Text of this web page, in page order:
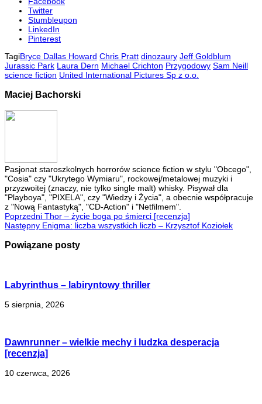
Twitter
Stumbleupon
LinkedIn
Pinterest
TagiBryce Dallas Howard Chris Pratt dinozaury Jeff Goldblum
Jurassic Park Laura Dern Michael Crichton Przygodowy Sam Neill
science fiction United International Pictures Sp z o.o.
Maciej Bachorski
Pasjonat staroszkolnych horrorów science fiction w stylu "Obcego",
"Cosia" czy "Ukrytego Wymiaru", rockowej/metalowej muzyki i
przyzwoitej (znaczy, nie tylko single malt) whisky. Pisywał dla
"Playboya", "PIXELA", czy "Wiedzy i Życia", a obecnie współpracuje
z "Nową Fantastyką", "CD-Action" i "Netfilmem".
Poprzedni Thor – życie boga po śmierci [recenzja]
Następny Enigma: liczba wszystkich liczb – Krzysztof Koziołek
Powiązane posty
Labyrinthus – labiryntowy thriller
5 sierpnia, 2026
Dawnrunner – wielkie mechy i ludzka desperacja
[recenzja]
10 czerwca, 2026